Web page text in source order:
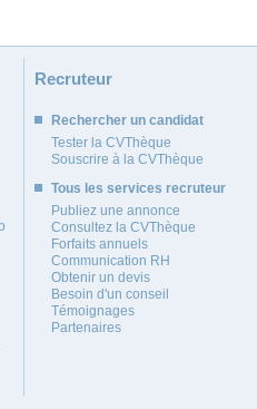
Recruteur
Rechercher un candidat
Tester la CVThèque
Souscrire à la CVThèque
Tous les services recruteur
Publiez une annonce
Consultez la CVThèque
Forfaits annuels
Communication RH
Obtenir un devis
Besoin d'un conseil
Témoignages
Partenaires